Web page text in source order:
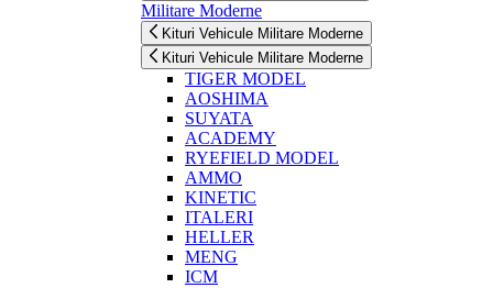
Militare Moderne
Kituri Vehicule Militare Moderne
Kituri Vehicule Militare Moderne
TIGER MODEL
AOSHIMA
SUYATA
ACADEMY
RYEFIELD MODEL
AMMO
KINETIC
ITALERI
HELLER
MENG
ICM